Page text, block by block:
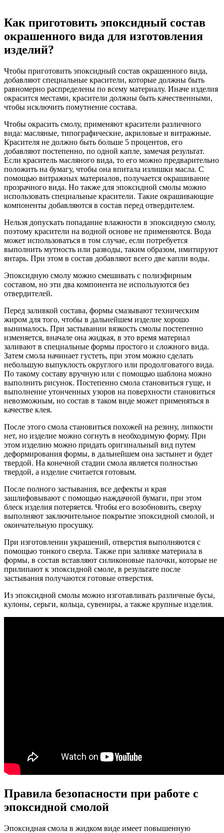
Как приготовить эпоксидный состав
окрашенного вида для изготовления
изделий?
Чтобы приготовить эпоксидный состав окрашенного вида,
добавляют специальные красители, которые должны быть
равномерно распределены по всему материалу. Иначе изделия
окрасится местами, красители должны быть качественными,
чтобы исключить помутнение состава.
Чтобы окрасить смолу, применяют красители различного
вида: масляные, типографические, акриловые и витражные.
Красителя не должно быть больше 5 процентов, его
добавляют постепенно, по одной капле, замечая результат.
Если краситель масляного вида, то его можно предварительно
положить на бумагу, чтобы она впитала излишки масла. С
помощью витражных материалов, получается окрашивание
прозрачного вида. Но также для эпоксидной смолы можно
использовать специальные красители. Такие окрашивающие
компоненты добавляются в состав перед отвердителем.
Нельзя допускать попадание влажности в эпоксидную смолу,
поэтому красители на водной основе не применяются. Вода
может использоваться в том случае, если потребуется
выполнить мутность или разводы, таким образом, имитируют
янтарь. При этом в состав добавляют всего две капли воды.
Эпоксидную смолу можно смешивать с полиэфирным
составом, но эти два компонента не используются без
отвердителей.
Перед заливкой состава, формы смазывают техническим
жиром для того, чтобы в дальнейшем изделие хорошо
вынималось. При застывании вязкость смолы постепенно
изменяется, вначале она жидкая, в это время материал
заливают в специальные формы простого и сложного вида.
Затем смола начинает густеть, при этом можно сделать
небольшую выпуклость округлого или продолговатого вида.
По такому составу вручную или с помощью шаблона можно
выполнить рисунок. Постепенно смола становиться гуще, и
выполнение утонченных узоров на поверхности становиться
невозможным, но состав в таком виде может применяться в
качестве клея.
После этого смола становиться похожей на резину, липкости
нет, но изделие можно согнуть в необходимую форму. При
этом изделию можно придать оригинальный вид путем
деформирования формы, в дальнейшем она застынет и будет
твердой. На конечной стадии смола является полностью
твердой, а изделие считается готовым.
После полного застывания, все дефекты и края
зашлифовывают с помощью наждачной бумаги, при этом
блеск изделия потеряется. Чтобы его возобновить, сверху
выполняют заключительное покрытие эпоксидной смолой, и
окончательную просушку.
При изготовлении украшений, отверстия выполняются с
помощью тонкого сверла. Также при заливке материала в
формы, в состав вставляют силиконовые палочки, которые не
прилипают к эпоксидной смоле, в результате после
застывания получаются готовые отверстия.
Из эпоксидной смолы можно изготавливать различные бусы,
кулоны, серьги, кольца, сувениры, а также крупные изделия.
Правила безопасности при работе с
эпоксидной смолой
Эпоксидная смола в жидком виде имеет повышенную